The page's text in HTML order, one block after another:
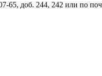
65, доб. 244, 242 или по